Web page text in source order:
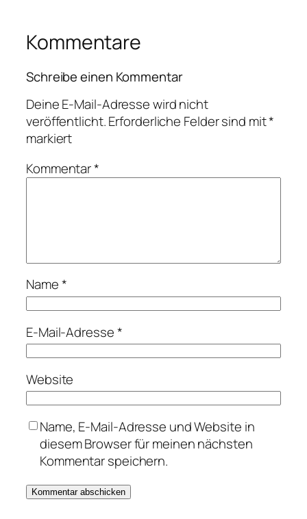
Kommentare
Schreibe einen Kommentar
Deine E-Mail-Adresse wird nicht
veröffentlicht.Erforderliche Felder sind mit*
markiert
Kommentar*
Name*
E-Mail-Adresse*
Website
Name, E-Mail-Adresse und Website in
diesem Browser für meinen nächsten
Kommentar speichern.